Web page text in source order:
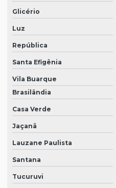
Equipamentos de proteção epi
Equipamentos de proteção visual
Equipamentos de segurança epi
Fornecedor de epi sp
Fornecedores de epi
Loja de botas pvc
Loja de calçados epi
Loja de epi em sp
Loja de equipamentos epi
Glicério
Luz
República
Santa Efigênia
Vila Buarque
Brasilândia
Casa Verde
Jaçanã
Lauzane Paulista
Santana
Tucuruvi